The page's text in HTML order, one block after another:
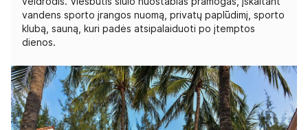
vandens sporto įrangos nuomą, privatų paplūdimį, sporto
klubą, sauną, kuri padės atsipalaiduoti po įtemptos
dienos.